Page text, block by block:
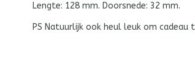
Lengte: 128 mm. Doorsnede: 32 mm.
PS Natuurlijk ook heul leuk om cadeau